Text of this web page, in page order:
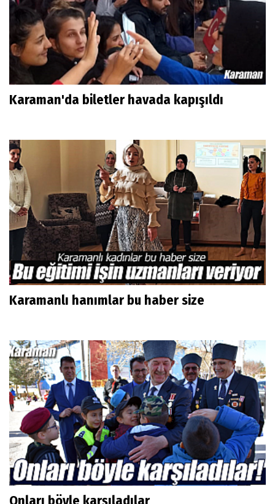
Karaman'da biletler havada kapışıldı
Karamanlı hanımlar bu haber size
Onları böyle karşıladılar